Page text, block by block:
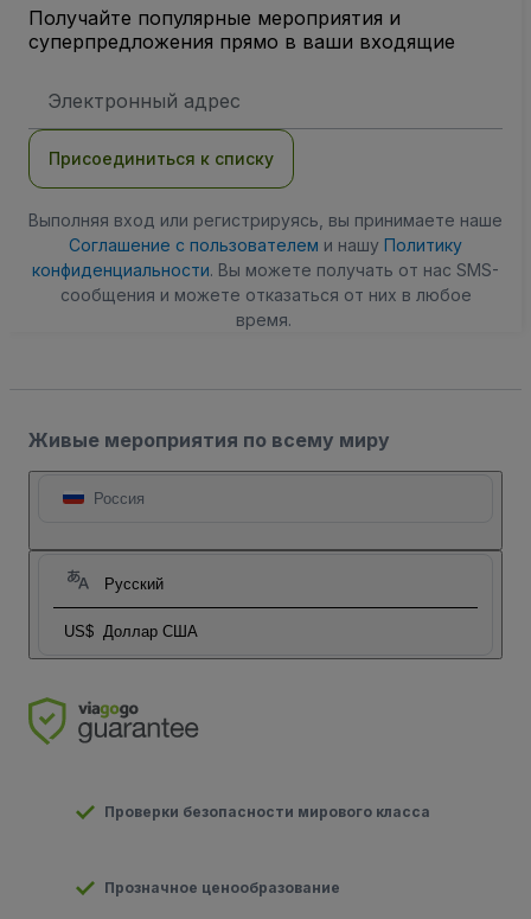
Получайте популярные мероприятия и
суперпредложения прямо в ваши входящие
электронной
Присоединиться к списку
Выполняя вход или регистрируясь, вы принимаете наше
Соглашение с пользователем и нашу Политику
конфиденциальности. Вы можете получать от нас SMS-
сообщения и можете отказаться от них в любое
время.
Живые мероприятия по всему миру
Россия
Русский
US$ Доллар США
Проверки безопасности мирового класса
Прозначное ценообразование